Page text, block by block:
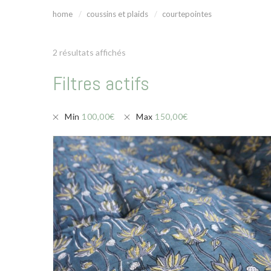
home coussins et plaids courtepointes
2 résultats affichés
Filtres actifs
Min 100,00€ Max 150,00€